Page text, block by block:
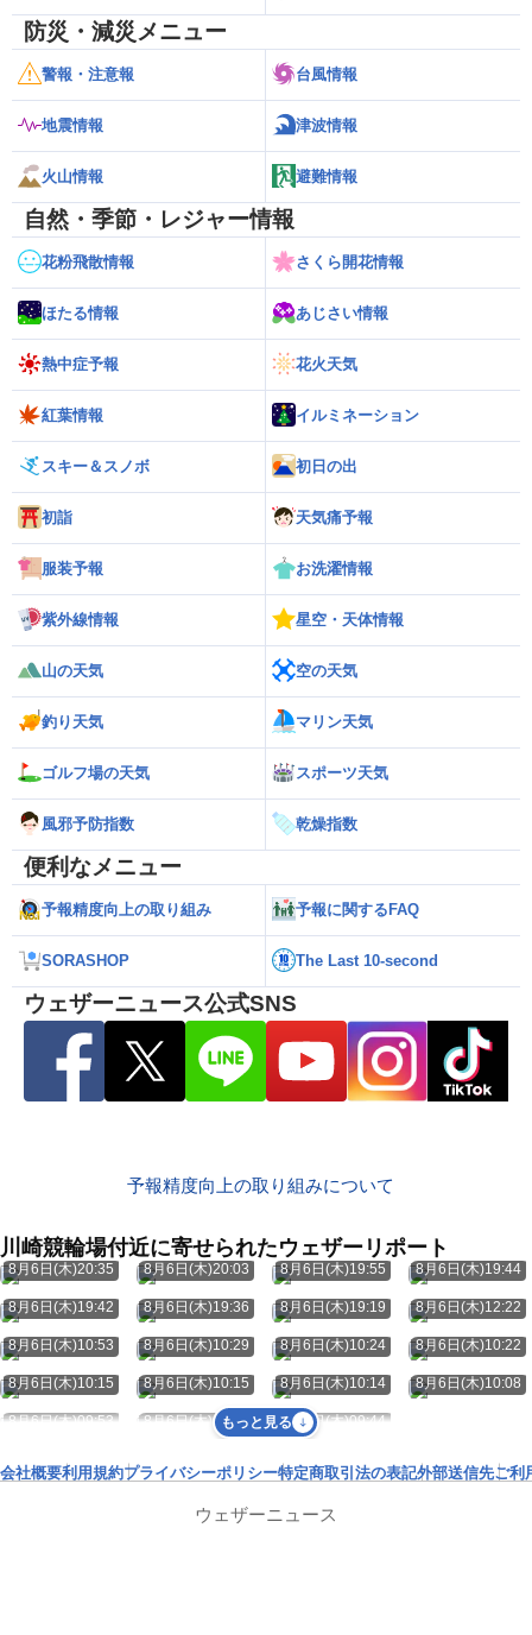
防災・減災メニュー
警報・注意報 台風情報
地震情報 津波情報
火山情報 避難情報
自然・季節・レジャー情報
花粉飛散情報 さくら開花情報
ほたる情報 あじさい情報
熱中症予報 花火天気
紅葉情報 イルミネーション
スキー＆スノボ 初日の出
初詣 天気痛予報
服装予報 お洗濯情報
紫外線情報 星空・天体情報
山の天気 空の天気
釣り天気 マリン天気
ゴルフ場の天気 スポーツ天気
風邪予防指数 乾燥指数
便利なメニュー
予報精度向上の取り組み 予報に関するFAQ
SORASHOP The Last 10-second
ウェザーニュース公式SNS
予報精度向上の取り組みについて
川崎競輪場付近に寄せられたウェザーリポート
8月6日(木)20:35 8月6日(木)20:03 8月6日(木)19:55 8月6日(木)19:44
8月6日(木)19:42 8月6日(木)19:36 8月6日(木)19:19 8月6日(木)12:22
8月6日(木)10:53 8月6日(木)10:29 8月6日(木)10:24 8月6日(木)10:22
8月6日(木)10:15 8月6日(木)10:15 8月6日(木)10:14 8月6日(木)10:08
8月6日(木)09:53 8月6日(木)09:49 8月6日(木)09:44
もっと見る
会社概要利用規約プライバシーポリシー特定商取引法の表記外部送信先ご利
ウェザーニュース